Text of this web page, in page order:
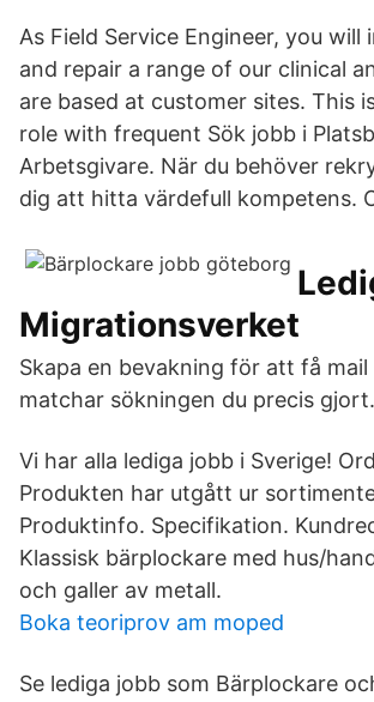
As Field Service Engineer, you will
and repair a range of our clinical
are based at customer sites. This
role with frequent Sök jobb i
Arbetsgivare. När du behöver
dig att hitta värdefull kompetens.
Migrationsverket
Skapa en bevakning för att få
matchar sökningen du precis gjort.
Vi har alla lediga jobb i Sverige!
Produkten har utgått ur
Produktinfo. Specifikation.
Klassisk bärplockare med hus/
och galler av metall.
Boka teoriprov am moped
Se lediga jobb som Bärplockare